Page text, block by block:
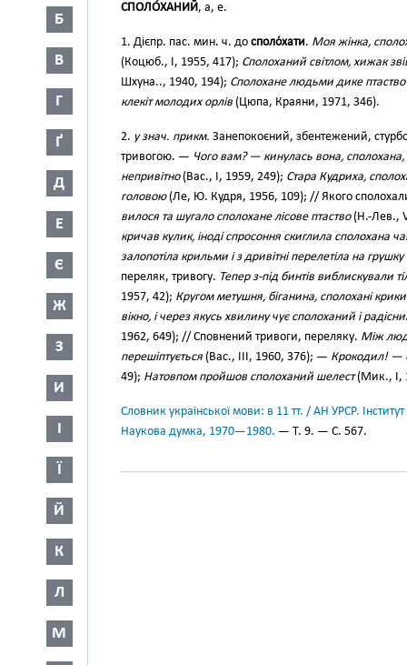
Б
В
Г
Ґ
Д
Е
Є
Ж
З
И
І
Ї
Й
К
Л
М
СПОЛО́ХАНИЙ, а, е.
1. Дієпр. пас. мин. ч. до споло́хати. Моя жінка,
(Коцюб., І, 1955, 417); Сполоханий світлом, хижак
Шхуна.., 1940, 194); Сполохане людьми дике птаство
клекіт молодих орлів (Цюпа, Краяни, 1971, 346).
2. у знач. прикм. Занепокоєний, збентежений,
тривогою. — Чого вам? — кинулась вона, сполохана,
непривітно(Вас., І, 1959, 249); Стара Кудриха,
головою(Ле, Ю. Кудря, 1956, 109); // Якого
вилося та шугало сполохане лісове птаство(Н.-Лев.,
кричав кулик, іноді спросоння скиглила сполохана
залопотіла крильми і з дривітні перелетіла на грушку
переляк, тривогу. Тепер з-під бинтів виблискували
1957, 42); Кругом метушня, біганина, сполохані крики
вікно, і через якусь хвилину чує сполоханий і
1962, 649); // Сповнений тривоги, переляку. Між
перешіптується (Вас., III, 1960, 376); — Крокодил! —
49); Натовпом пройшов сполоханий шелест(Мик., І,
Словник української мови: в 11 тт. / АН УРСР.
Наукова думка, 1970—1980. — Т. 9. — С. 567.